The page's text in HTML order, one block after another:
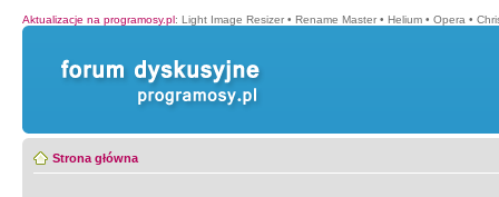
Aktualizacje na programosy.pl: Light Image Resizer • Rename Master • Helium • Opera •
Strona główna